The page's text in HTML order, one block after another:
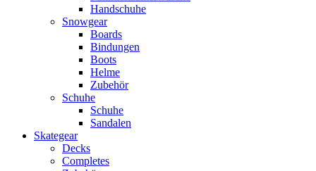
Handschuhe
Snowgear
Boards
Bindungen
Boots
Helme
Zubehör
Schuhe
Schuhe
Sandalen
Skategear
Decks
Completes